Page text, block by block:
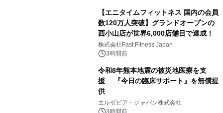
【エニタイムフィットネス 国内の会員
数120万人突破】グランドオープンの
西小山店が世界6,000店舗目で達成！
株式会社Fast Fitness Japan
3時間前
令和8年熊本地震の被災地医療を支
援 『今日の臨床サポート』を無償提
供
エルゼビア・ジャパン株式会社